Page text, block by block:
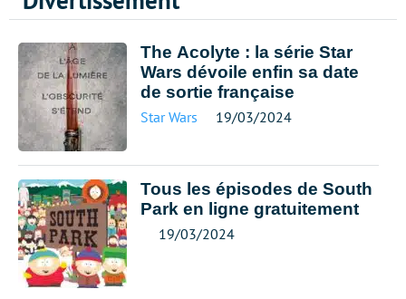
The Acolyte : la série Star
Wars dévoile enfin sa date
de sortie française
Star Wars 19/03/2024
Tous les épisodes de South
Park en ligne gratuitement
19/03/2024